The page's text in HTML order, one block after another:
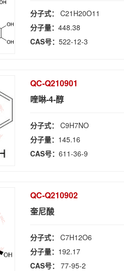
分子式：C21H20O11
分子量：448.38
CAS号：522-12-3
QC-Q210901
喹啉-4-醇
分子式：C9H7NO
分子量： 145.16
CAS号：611-36-9
QC-Q210902
奎尼酸
分子式：C7H12O6
分子量： 192.17
CAS号：
77-95-2